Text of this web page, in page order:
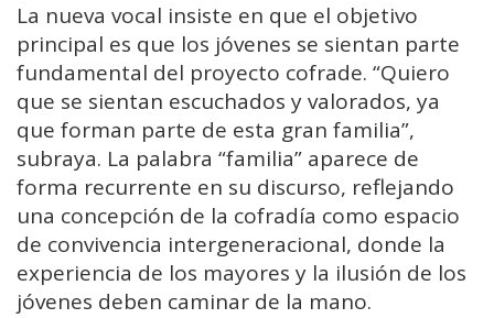
La nueva vocal insiste en que el objetivo
principal es que los jóvenes se sientan parte
fundamental del proyecto cofrade. “Quiero
que se sientan escuchados y valorados, ya
que forman parte de esta gran familia”,
subraya. La palabra “familia” aparece de
forma recurrente en su discurso, reflejando
una concepción de la cofradía como espacio
de convivencia intergeneracional, donde la
experiencia de los mayores y la ilusión de los
jóvenes deben caminar de la mano.